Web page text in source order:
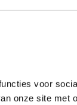
voor
onze site met